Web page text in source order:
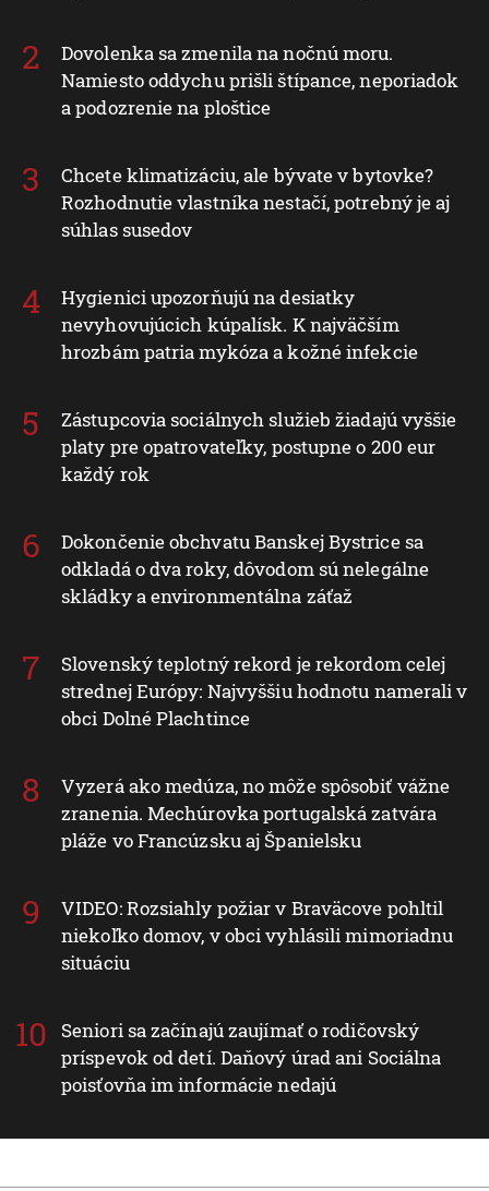
Dovolenka sa zmenila na nočnú moru.
Namiesto oddychu prišli štípance, neporiadok
a podozrenie na ploštice
Chcete klimatizáciu, ale bývate v bytovke?
Rozhodnutie vlastníka nestačí, potrebný je aj
súhlas susedov
Hygienici upozorňujú na desiatky
nevyhovujúcich kúpalísk. K najväčším
hrozbám patria mykóza a kožné infekcie
Zástupcovia sociálnych služieb žiadajú vyššie
platy pre opatrovateľky, postupne o 200 eur
každý rok
Dokončenie obchvatu Banskej Bystrice sa
odkladá o dva roky, dôvodom sú nelegálne
skládky a environmentálna záťaž
Slovenský teplotný rekord je rekordom celej
strednej Európy: Najvyššiu hodnotu namerali v
obci Dolné Plachtince
Vyzerá ako medúza, no môže spôsobiť vážne
zranenia. Mechúrovka portugalská zatvára
pláže vo Francúzsku aj Španielsku
VIDEO: Rozsiahly požiar v Braväcove pohltil
niekoľko domov, v obci vyhlásili mimoriadnu
situáciu
Seniori sa začínajú zaujímať o rodičovský
príspevok od detí. Daňový úrad ani Sociálna
poisťovňa im informácie nedajú